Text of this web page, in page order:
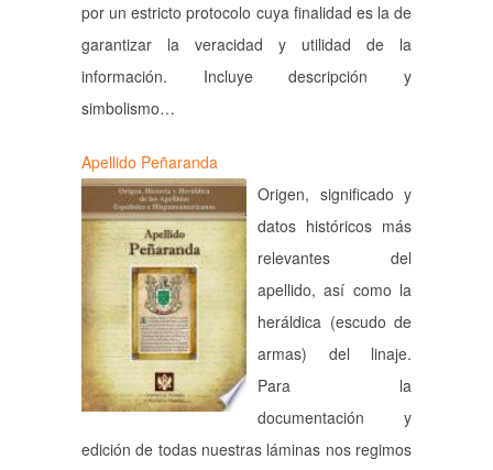
por un estricto protocolo cuya finalidad es la de
garantizar la veracidad y utilidad de la
información. Incluye descripción y
simbolismo…
Apellido Peñaranda
Origen, significado y
datos históricos más
relevantes del
apellido, así como la
heráldica (escudo de
armas) del linaje.
Para la
documentación y
edición de todas nuestras láminas nos regimos